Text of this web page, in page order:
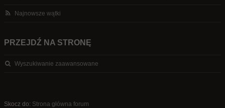
Najnowsze wątki
PRZEJDŹ NA STRONĘ
Wyszukiwanie zaawansowane
Skocz do: Strona główna forum